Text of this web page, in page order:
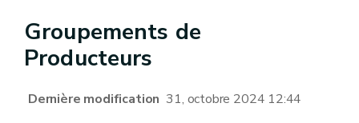
Groupements de
Producteurs
Dernière modification 31, octobre 2024 12:44